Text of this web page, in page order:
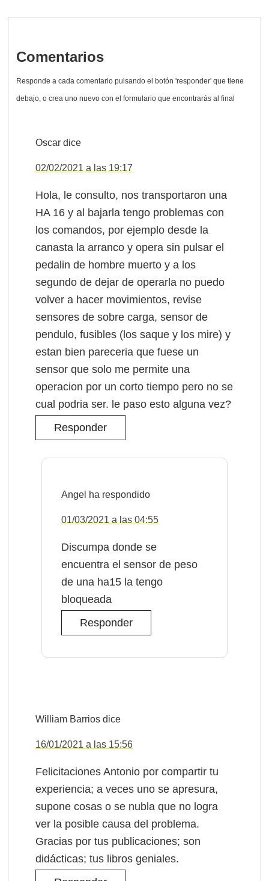
Comentarios
Oscar dice
02/02/2021 a las 19:17
Hola, le consulto, nos transportaron una
HA 16 y al bajarla tengo problemas con
los comandos, por ejemplo desde la
canasta la arranco y opera sin pulsar el
pedalin de hombre muerto y a los
segundo de dejar de operarla no puedo
volver a hacer movimientos, revise
sensores de sobre carga, sensor de
pendulo, fusibles (los saque y los mire) y
estan bien pareceria que fuese un
sensor que solo me permite una
operacion por un corto tiempo pero no se
cual podria ser. le paso esto alguna vez?
Responder
Angel
01/03/2021 a las 04:55
Discumpa donde se
encuentra el sensor de peso
de una ha15 la tengo
bloqueada
Responder
William Barrios dice
16/01/2021 a las 15:56
Felicitaciones Antonio por compartir tu
experiencia; a veces uno se apresura,
supone cosas o se nubla que no logra
ver la posible causa del problema.
Gracias por tus publicaciones; son
didácticas; tus libros geniales.